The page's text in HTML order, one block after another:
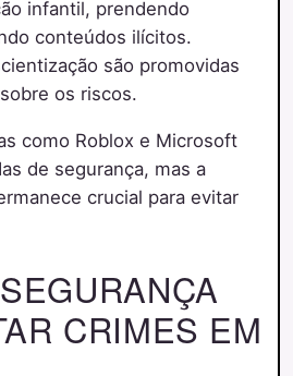
infantil, prendendo
conteúdos ilícitos.
são promovidas
os riscos.
como Roblox e Microsoft
de segurança, mas a
crucial para evitar
CRIMES EM